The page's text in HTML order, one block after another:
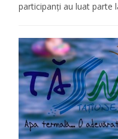
participanți au luat parte